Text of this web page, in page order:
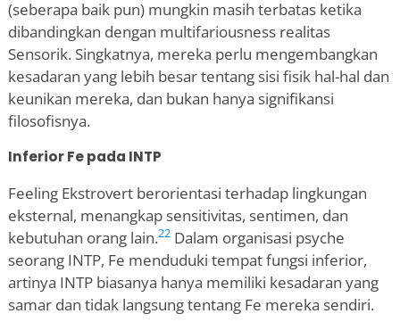
(seberapa baik pun) mungkin masih terbatas ketika
dibandingkan dengan multifariousness realitas
Sensorik. Singkatnya, mereka perlu mengembangkan
kesadaran yang lebih besar tentang sisi fisik hal-hal dan
keunikan mereka, dan bukan hanya signifikansi
filosofisnya.
Inferior Fe pada INTP
Feeling Ekstrovert berorientasi terhadap lingkungan
eksternal, menangkap sensitivitas, sentimen, dan
kebutuhan orang lain.22 Dalam organisasi psyche
seorang INTP, Fe menduduki tempat fungsi inferior,
artinya INTP biasanya hanya memiliki kesadaran yang
samar dan tidak langsung tentang Fe mereka sendiri.